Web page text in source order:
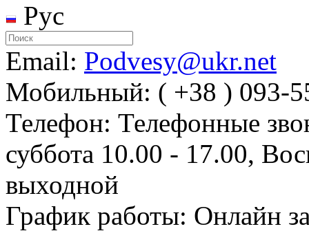
Рус
Email: Podvesy@ukr.net
Мобильный: ( +38 ) 093-
Телефон: Телефонные
суббота 10.00 - 17.00,
выходной
График работы: Онлайн